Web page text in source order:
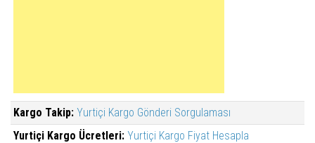
Kargo Takip: Yurtiçi Kargo Gönderi Sorgulaması
Yurtiçi Kargo Ücretleri: Yurtiçi Kargo Fiyat Hesapla